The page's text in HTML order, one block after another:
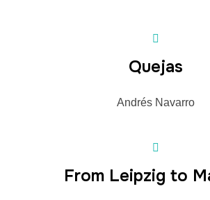
Quejas
Andrés Navarro
From Leipzig to